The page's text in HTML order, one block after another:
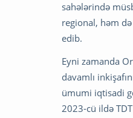
sahələrində
regional, həm
edib.
Eyni zamanda
davamlı
ümumi iqtisadi
2023-cü ildə